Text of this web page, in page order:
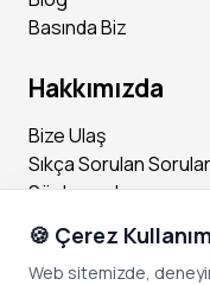
Basında Biz
Hakkımızda
Bize Ulaş
Sıkça Sorulan Sorular
Sözleşmeler
Sosyal Medya
🍪 Çerez
Web sitemizde,